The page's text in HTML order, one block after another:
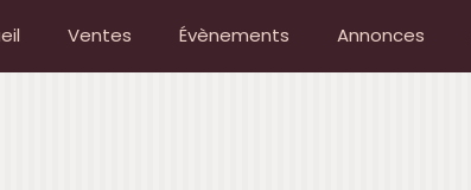
Ventes Évènements Annonces